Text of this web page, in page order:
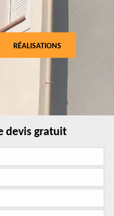
RÉALISATIONS
devis gratuit